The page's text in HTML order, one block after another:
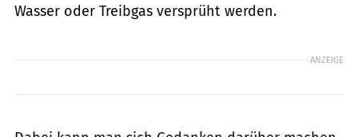
Wasser oder Treibgas versprüht werden.
ANZEIGE